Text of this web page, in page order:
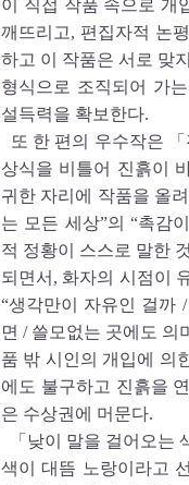
이 직접 작품 속으로 개
깨뜨리고, 편집자적 논
하고 이 작품은 서로 맞
형식으로 조직되어 가
설득력을 확보한다.
또 한 편의 우수작은
상식을 비틀어 진흙이
귀한 자리에 작품을 올
는 모든 세상”의 “촉감
적 정황이 스스로 말한
되면서, 화자의 시점이
“생각만이 자유인 걸까
면 / 쓸모없는 곳에도 의
품 밖 시인의 개입에 의
에도 불구하고 진흙을
은 수상권에 머문다.
「낮이 말을 걸어오는
색이 대뜸 노랑이라고